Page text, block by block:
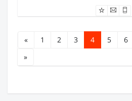
« 1 2 3 4 5 6
»